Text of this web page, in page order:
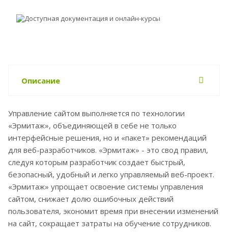
Доступная документация и онлайн-курсы
Описание
Управление сайтом выполняется по технологии
«Эрмитаж», объединяющей в себе не только
интерфейсные решения, но и «пакет» рекомендаций
для веб-разработчиков. «Эрмитаж» - это свод правил,
следуя которым разработчик создает быстрый,
безопасный, удобный и легко управляемый веб-проект.
«Эрмитаж» упрощает освоение системы управления
сайтом, снижает долю ошибочных действий
пользователя, экономит время при внесении изменений
на сайт, сокращает затраты на обучение сотрудников.